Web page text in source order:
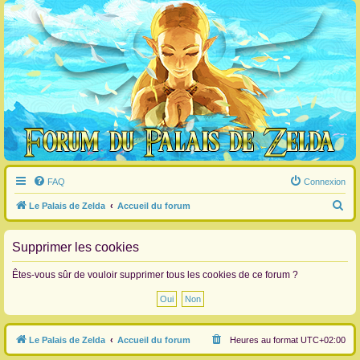
FAQ Connexion
Le Palais de Zelda Accueil du forum
e
h
h
Supprimer les cookies
Êtes-vous sûr de vouloir supprimer tous les cookies de ce forum ?
Le Palais de Zelda Accueil du forum Heures au format UTC+02:00